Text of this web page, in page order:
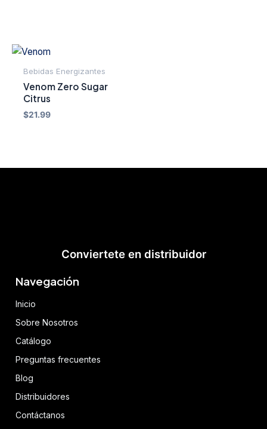
Bebidas Energizantes
Venom Zero Sugar
Citrus
$21.99
Conviertete en distribuidor
Navegación
Inicio
Sobre Nosotros
Catálogo
Preguntas frecuentes
Blog
Distribuidores
Contáctanos